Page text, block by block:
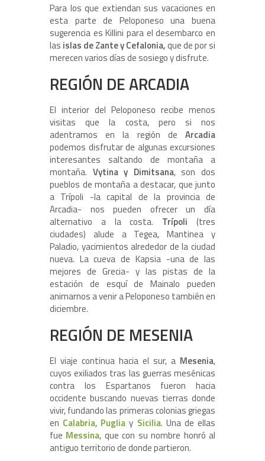
Para los que extiendan sus vacaciones en
esta parte de Peloponeso una buena
sugerencia es Killini para el desembarco en
las islas de Zante y Cefalonia,que de por si
merecen varios días de sosiego y disfrute.
REGIÓN DE ARCADIA
El interior del Peloponeso recibe menos
visitas que la costa, pero si nos
adentramos en la región de Arcadia
podemos disfrutar de algunas excursiones
interesantes saltando de montaña a
montaña. Vytina y Dimitsana, son dos
pueblos de montaña a destacar, que junto
a Trípoli -la capital de la provincia de
Arcadia- nos pueden ofrecer un día
alternativo a la costa. Trípoli (tres
ciudades) alude a Tegea, Mantinea y
Paladio, yacimientos alrededor de la ciudad
nueva. La cueva de Kapsia -una de las
mejores de Grecia- y las pistas de la
estación de esquí de Mainalo pueden
animarnos a venir a Peloponeso también en
diciembre.
REGIÓN DE MESENIA
El viaje continua hacia el sur, a Mesenia,
cuyos exiliados tras las guerras mesénicas
contra los Espartanos fueron hacia
occidente buscando nuevas tierras donde
vivir, fundando las primeras colonias griegas
en Calabria, Puglia y Sicilia. Una de ellas
fue Messina, que con su nombre honró al
antiguo territorio de donde partieron.